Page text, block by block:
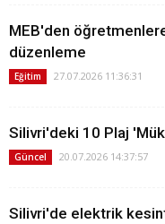
MEB'den
düzenleme
Eğitim 27.07.2026 11:36:31
Silivri'deki 10 Plaj
Güncel 20.07.2026 14:37:57
Silivri'de elektrik